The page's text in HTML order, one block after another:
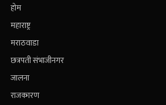
होम
महाराष्ट्र
मराठवाडा
छत्रपती संभाजीनगर
जालना
राजकारण